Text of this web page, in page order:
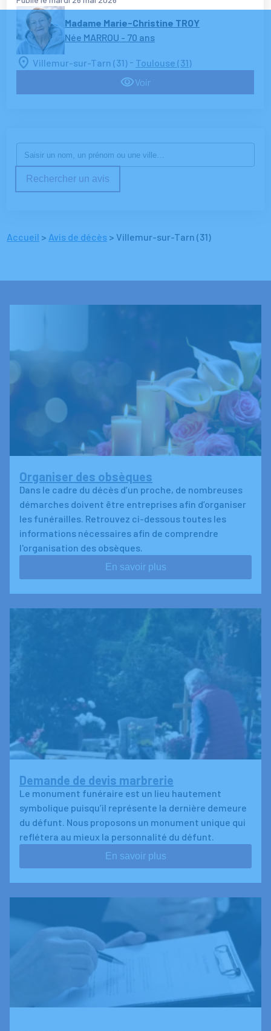
Madame Marie-Christine TROY
Née MARROU - 70 ans
Villemur-sur-Tarn (31) - Toulouse (31)
Voir
Rechercher un avis
Accueil > Avis de décès > Villemur-sur-Tarn (31)
Organiser des obsèques
Dans le cadre du décès d’un proche, de nombreuses
démarches doivent être entreprises afin d’organiser
les funérailles. Retrouvez ci-dessous toutes les
informations nécessaires afin de comprendre
l'organisation des obsèques.
En savoir plus
Demande de devis marbrerie
Le monument funéraire est un lieu hautement
symbolique puisqu’il représente la dernière demeure
du défunt. Nous proposons un monument unique qui
reflétera au mieux la personnalité du défunt.
En savoir plus